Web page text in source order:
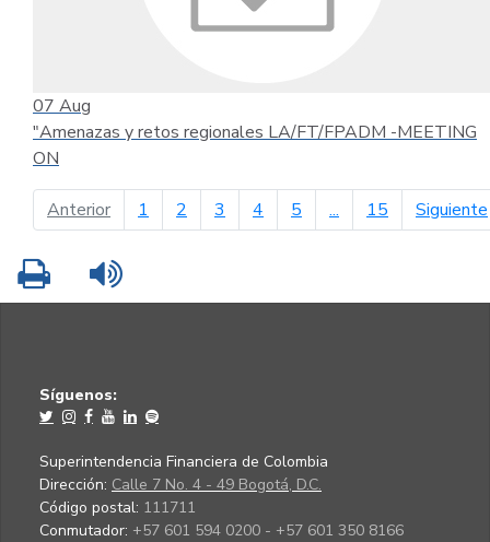
07 Aug
"Amenazas y retos regionales LA/FT/FPADM -MEETING
ON
Anteriorpágina anterior
1 2 3 4 5 ... 15 Siguiente
Imprimir
Síguenos:
Superintendencia Financiera de Colombia
Dirección: Calle 7 No. 4 - 49 Bogotá, D.C.
Código postal: 111711
Conmutador: +57 601 594 0200 - +57 601 350 8166